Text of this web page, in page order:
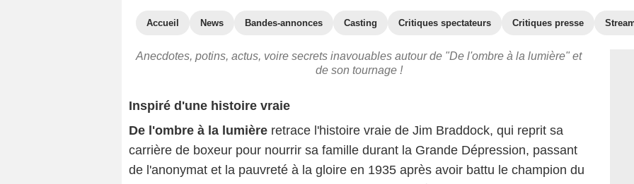
Accueil News Bandes-annonces Casting Critiques spectateurs Critiques presse
Anecdotes, potins, actus, voire secrets inavouables autour de "De l'ombre à la lumière" et
de son tournage !
Inspiré d'une histoire vraie
De l'ombre à la lumière retrace l'histoire vraie de Jim Braddock, qui reprit sa
carrière de boxeur pour nourrir sa famille durant la Grande Dépression, passant
de l'anonymat et la pauvreté à la gloire en 1935 après avoir battu le champion du